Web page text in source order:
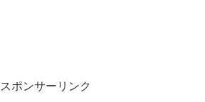
スポンサーリンク